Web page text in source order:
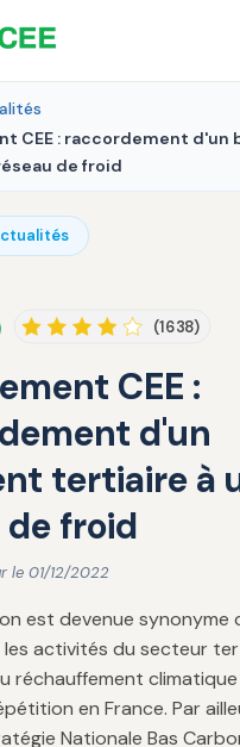
CEE : raccordement d'un
de froid
(1638)
CEE :
d'un
tertiaire à
de froid
le 01/12/2022
est devenue synonyme
activités du secteur
réchauffement
en France. Par
Nationale Bas